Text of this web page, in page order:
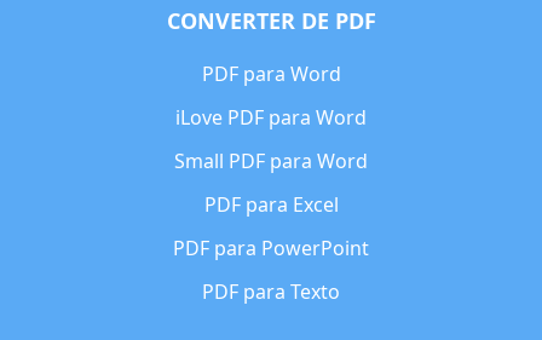
CONVERTER DE PDF
PDF para Word
iLove PDF para Word
Small PDF para Word
PDF para Excel
PDF para PowerPoint
PDF para Texto